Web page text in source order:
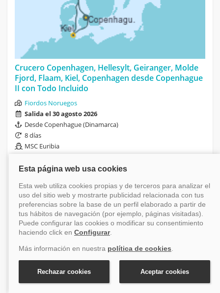
Crucero Copenhagen, Hellesylt, Geiranger, Molde
Fjord, Flaam, Kiel, Copenhagen desde Copenhague
II con Todo Incluido
Fiordos Noruegos
Salida el 30 agosto 2026
Desde Copenhague (Dinamarca)
8 días
MSC Euribia
Oportunidad:
Financiación disponible
Antes 1.179 €
835 €